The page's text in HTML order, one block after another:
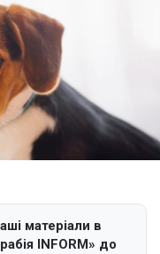
матеріали в
INFORM» до